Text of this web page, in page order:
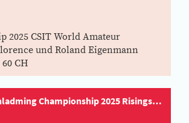
2025 CSIT World Amateur
und Roland Eigenmann
CH
2025 11 22 Schladming Championship 2025 Risingstar Adult Standard (Ballroom) CSIT World Amateur Dancesport